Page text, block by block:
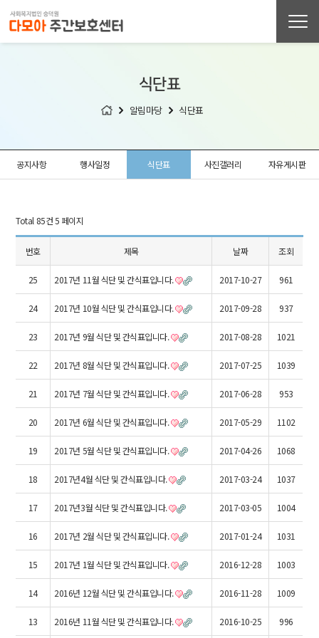
식단표
알림마당 식단표
공지사항 행사일정 식단표 사진갤러리 자유게시판
Total 85건5 페이지
번호 제목 날짜 조회
25 2017년 11월 식단 및 간식표입니다. 2017-10-27 961
24 2017년 10월 식단 및 간식표입니다. 2017-09-28 937
23 2017년 9월 식단 및 간식표입니다. 2017-08-28 1021
22 2017년 8월 식단 및 간식표입니다. 2017-07-25 1039
21 2017년 7월 식단 및 간식표입니다. 2017-06-28 953
20 2017년 6월 식단 및 간식표입니다. 2017-05-29 1102
19 2017년 5월 식단 및 간식표입니다. 2017-04-26 1068
18 2017년4월 식단 및 간식표입니다. 2017-03-24 1037
17 2017년3월 식단 및 간식표입니다. 2017-03-05 1004
16 2017년 2월 식단 및 간식표입니다. 2017-01-24 1031
15 2017년 1월 식단 및 간식표입니다. 2016-12-28 1003
14 2016년 12월 식단 및 간식표입니다. 2016-11-28 1009
13 2016년 11월 식단 및 간식표입니다. 2016-10-25 996